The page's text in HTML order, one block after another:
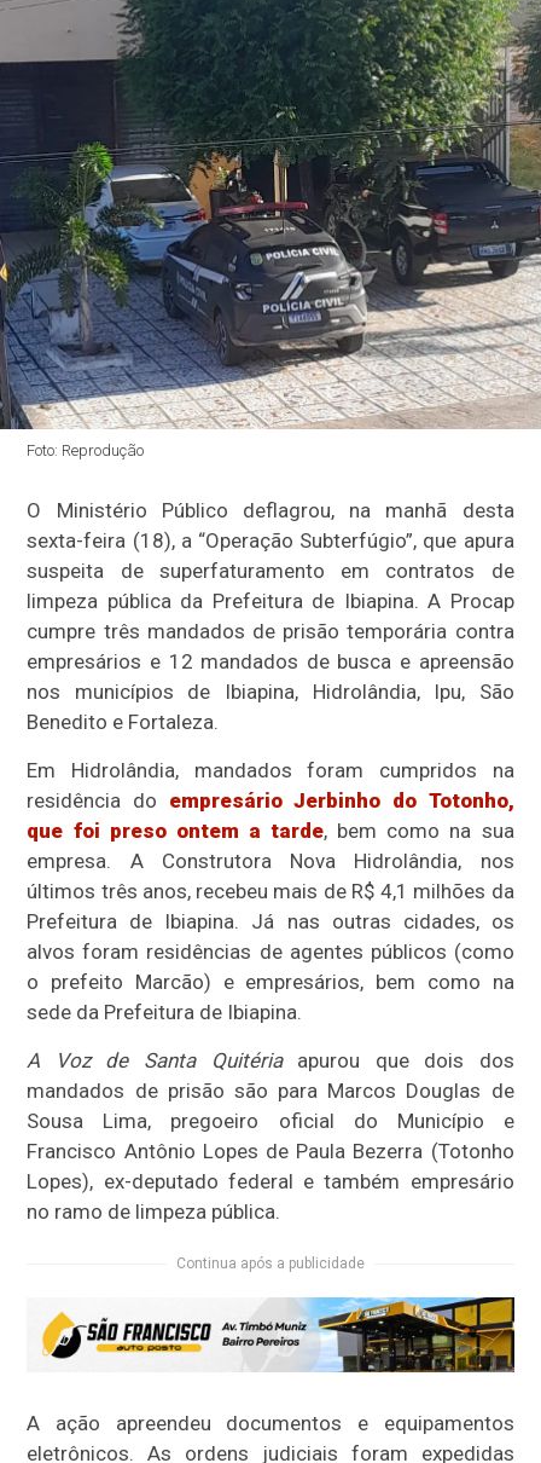
Foto: Reprodução
O Ministério Público deflagrou, na manhã desta
sexta-feira (18), a “Operação Subterfúgio”, que apura
suspeita de superfaturamento em contratos de
limpeza pública da Prefeitura de Ibiapina. A Procap
cumpre três mandados de prisão temporária contra
empresários e 12 mandados de busca e apreensão
nos municípios de Ibiapina, Hidrolândia, Ipu, São
Benedito e Fortaleza.
Em Hidrolândia, mandados foram cumpridos na
residência do empresário Jerbinho do Totonho,
que foi preso ontem a tarde, bem como na sua
empresa. A Construtora Nova Hidrolândia, nos
últimos três anos, recebeu mais de R$ 4,1 milhões da
Prefeitura de Ibiapina. Já nas outras cidades, os
alvos foram residências de agentes públicos (como
o prefeito Marcão) e empresários, bem como na
sede da Prefeitura de Ibiapina.
A Voz de Santa Quitériaapurou que dois dos
mandados de prisão são para Marcos Douglas de
Sousa Lima, pregoeiro oficial do Município e
Francisco Antônio Lopes de Paula Bezerra (Totonho
Lopes), ex-deputado federal e também empresário
no ramo de limpeza pública.
Continua após a publicidade
A ação apreendeu documentos e equipamentos
eletrônicos. As ordens judiciais foram expedidas